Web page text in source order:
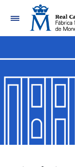
Mostra/Amaga
Mostra/Amaga
Mostra/Amaga